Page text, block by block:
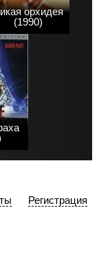
орхидея
(1990)
Регистрация